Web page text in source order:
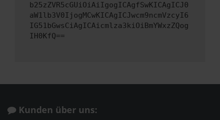
b25zZVR5cGUiOiAiIgogICAgfSwKICAgICJ0
aW1lb3V0IjogMCwKICAgICJwcm9ncmVzcyI6
IG51bGwsCiAgICAicmlza3kiOiBmYWxzZQog
IH0KfQ==
Kunden über uns: